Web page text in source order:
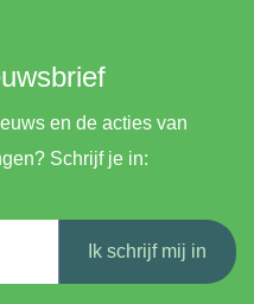
Ik schrijf mij in
en de acties van
Schrijf je in: